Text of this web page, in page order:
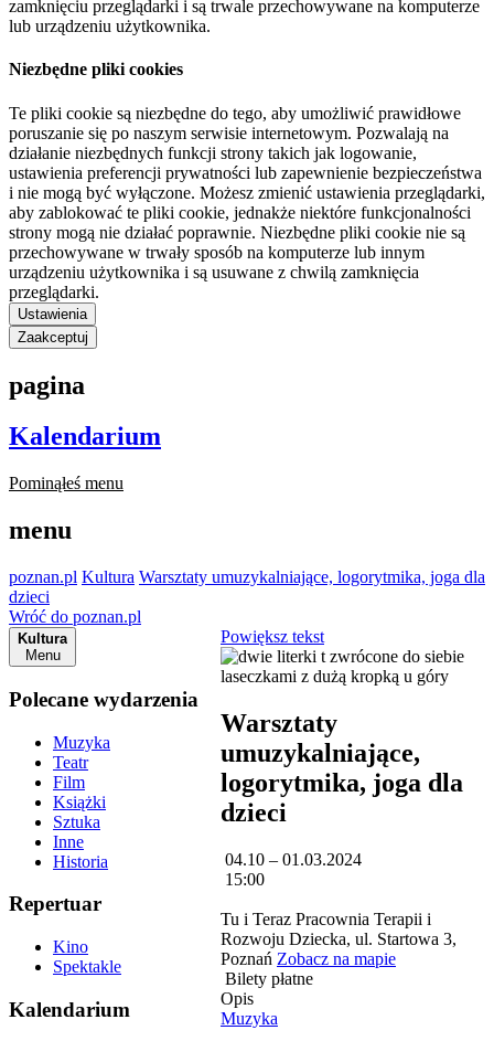
zamknięciu przeglądarki i są trwale przechowywane na komputerze
lub urządzeniu użytkownika.
Niezbędne pliki cookies
Te pliki cookie są niezbędne do tego, aby umożliwić prawidłowe
poruszanie się po naszym serwisie internetowym. Pozwalają na
działanie niezbędnych funkcji strony takich jak logowanie,
ustawienia preferencji prywatności lub zapewnienie bezpieczeństwa
i nie mogą być wyłączone. Możesz zmienić ustawienia przeglądarki,
aby zablokować te pliki cookie, jednakże niektóre funkcjonalności
strony mogą nie działać poprawnie. Niezbędne pliki cookie nie są
przechowywane w trwały sposób na komputerze lub innym
urządzeniu użytkownika i są usuwane z chwilą zamknięcia
przeglądarki.
Ustawienia
Zaakceptuj
pagina
Kalendarium
Pominąłeś menu
menu
poznan.pl Kultura Warsztaty umuzykalniające, logorytmika, joga dla
dzieci
Wróć do poznan.pl
Kultura
Menu
Polecane wydarzenia
Muzyka
Teatr
Film
Książki
Sztuka
Inne
Historia
Repertuar
Kino
Spektakle
Kalendarium
Powiększ tekst
Warsztaty
umuzykalniające,
logorytmika, joga dla
dzieci
04.10 – 01.03.2024
15:00
Tu i Teraz Pracownia Terapii i
Rozwoju Dziecka, ul. Startowa 3,
Poznań Zobacz na mapie
Bilety płatne
Opis
Muzyka